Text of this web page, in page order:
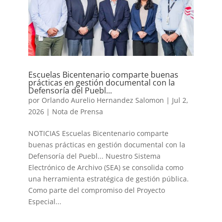
Escuelas Bicentenario comparte buenas
prácticas en gestión documental con la
Defensoría del Puebl...
por Orlando Aurelio Hernandez Salomon | Jul 2,
2026| Nota de Prensa
NOTICIAS Escuelas Bicentenario comparte
buenas prácticas en gestión documental con la
Defensoría del Puebl... Nuestro Sistema
Electrónico de Archivo (SEA) se consolida como
una herramienta estratégica de gestión pública.
Como parte del compromiso del Proyecto
Especial...